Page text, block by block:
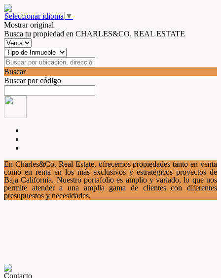
Seleccionar idioma ▼
Mostrar original
Busca tu propiedad en CHARLES&CO. REAL ESTATE
Buscar
Buscar por código
En Charles&Co. Real Estate, ofrecemos propiedades tanto en venta
como en renta en los más exclusivos y estratégicos proyectos de
Baja California. Nuestro portafolio es amplio y variado, lo que nos
permite atender a una amplia gama de clientes con diferentes
presupuestos y necesidades.
Contacto